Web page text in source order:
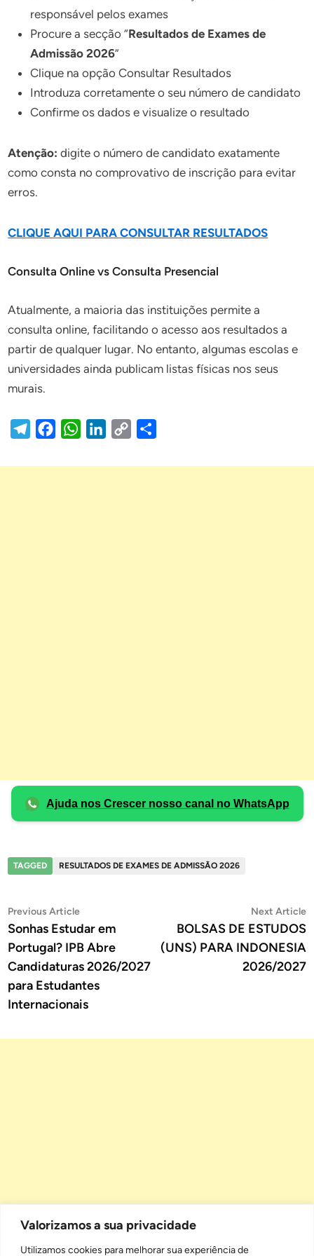
Valorizamos a sua privacidade
Utilizamos cookies para melhorar sua experiência de
responsável pelos exames
Procure a secção “Resultados de Exames de
Admissão 2026”
Clique na opção Consultar Resultados
Introduza corretamente o seu número de candidato
Confirme os dados e visualize o resultado
Atenção: digite o número de candidato exatamente
como consta no comprovativo de inscrição para evitar
erros.
CLIQUE AQUI PARA CONSULTAR RESULTADOS
Consulta Online vs Consulta Presencial
Atualmente, a maioria das instituições permite a
consulta online, facilitando o acesso aos resultados a
partir de qualquer lugar. No entanto, algumas escolas e
universidades ainda publicam listas físicas nos seus
murais.
TelegramFacebookWhatsAppLinkedIn
Copy
Ajuda nos Crescer nosso canal no WhatsApp
TAGGED RESULTADOS DE EXAMES DE ADMISSÃO 2026
Post
navigation
Previous ArticlePrevious
article:
Sonhas Estudar em
Portugal? IPB Abre
Candidaturas 2026/2027
para Estudantes
Internacionais
Next Article
BOLSAS DE ESTUDOS
(UNS) PARA INDONESIA
2026/2027